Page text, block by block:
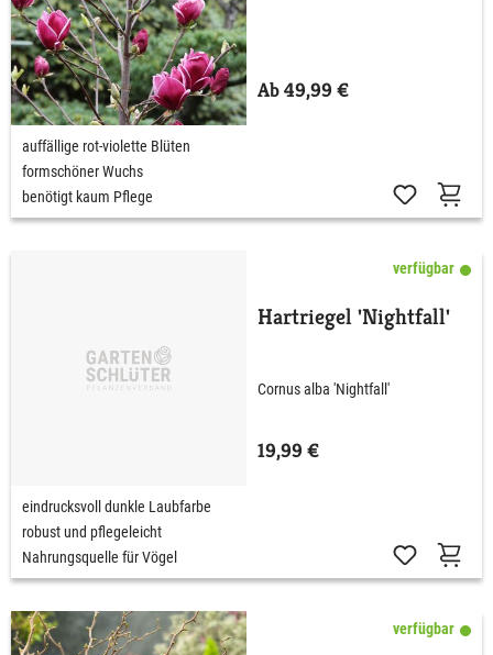
Ab 49,99 €
auffällige rot-violette Blüten
formschöner Wuchs
benötigt kaum Pflege
verfügbar
Hartriegel 'Nightfall'
Cornus alba 'Nightfall'
19,99 €
eindrucksvoll dunkle Laubfarbe
robust und pflegeleicht
Nahrungsquelle für Vögel
verfügbar